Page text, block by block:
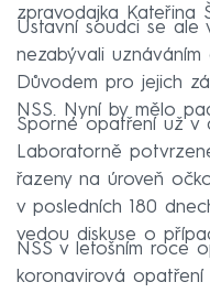
zpravodajka Kateřina
Ústavní soudci se ale
nezabývali
Důvodem pro jejich
NSS. Nyní by mělo
Sporné opatření už v
Laboratorně
řazeny na úroveň
v posledních 180
vedou diskuse o
NSS v letošním roce
koronavirová